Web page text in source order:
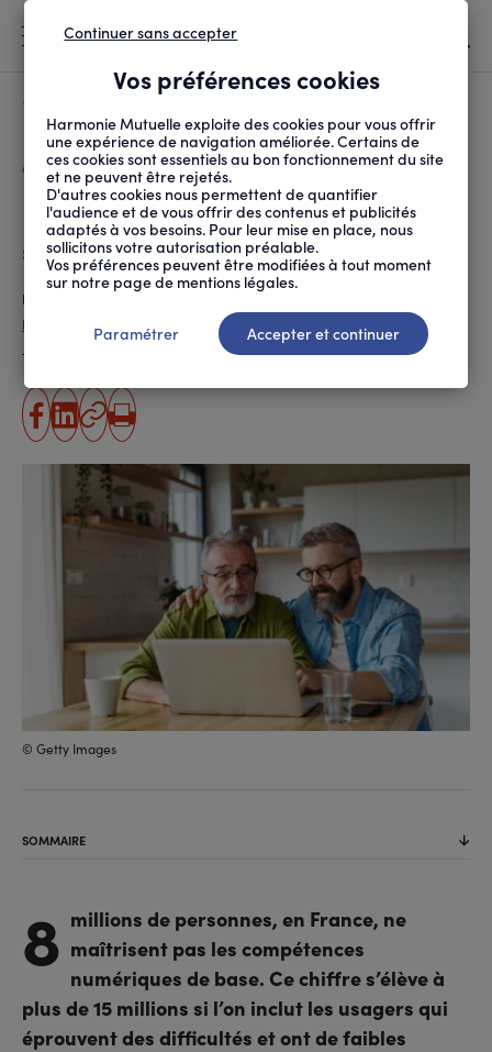
D'ARIANE
ACCUEIL SOCIÉTÉ AU QUOTIDIEN ILLECTRONISME : QUEL...
Illectronisme : quelles sont les
solutions pour le surmonter ?
Publié le
Émilie Gilmer
Temps de lecture estimé 9 minute(s)
partager
sur
facebook
partager
sur
linkedin
Copier
l'URL
Imprimer
© Getty Images
SOMMAIRE
8 millions de personnes, en France, ne
maîtrisent pas les compétences
numériques de base. Ce chiffre s’élève à
plus de 15 millions si l’on inclut les usagers qui
éprouvent des difficultés et ont de faibles
Vos préférences cookies
Harmonie Mutuelle exploite des cookies pour vous offrir
une expérience de navigation améliorée. Certains de
ces cookies sont essentiels au bon fonctionnement du site
et ne peuvent être rejetés.
D'autres cookies nous permettent de quantifier
l'audience et de vous offrir des contenus et publicités
adaptés à vos besoins. Pour leur mise en place, nous
sollicitons votre autorisation préalable.
Vos préférences peuvent être modifiées à tout moment
sur notre page de mentions légales.
Continuer sans accepter
Paramétrer Accepter et continuer